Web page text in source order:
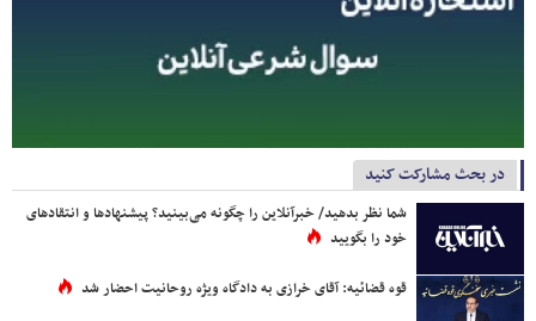
در بحث مشارکت کنید
شما نظر بدهید/ خبرآنلاین را چگونه می‌بینید؟ پیشنهادها و انتقادهای
خود را بگویید
قوه قضائیه: آقای خرازی به دادگاه ویژه روحانیت احضار شد